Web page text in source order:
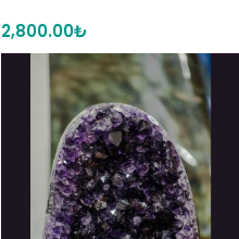
2,800.00₺